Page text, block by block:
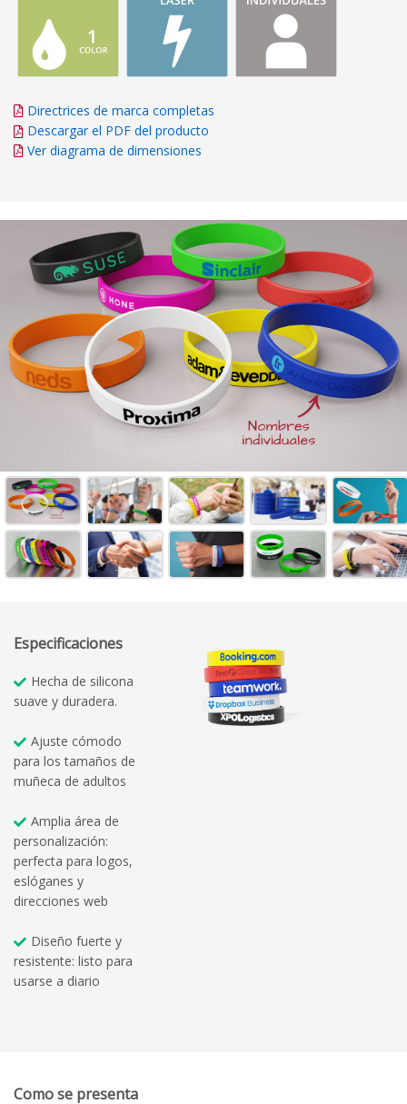
Directrices de marca completas
Descargar el PDF del producto
Ver diagrama de dimensiones
Especificaciones
Hecha de silicona
suave y duradera.
Ajuste cómodo
para los tamaños de
muñeca de adultos
Amplia área de
personalización:
perfecta para logos,
eslóganes y
direcciones web
Diseño fuerte y
resistente: listo para
usarse a diario
Como se presenta